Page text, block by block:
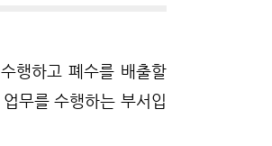
행하고 폐수를 배출할
무를 수행하는 부서입